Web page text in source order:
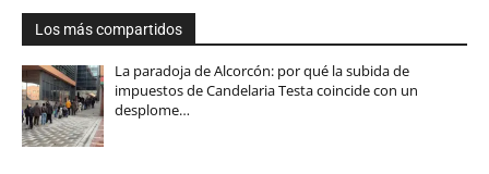
Los más compartidos
La paradoja de Alcorcón: por qué la subida de
impuestos de Candelaria Testa coincide con un
desplome…